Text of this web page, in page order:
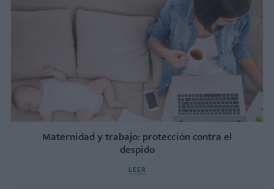
Maternidad y trabajo: protección contra el
despido
LEER